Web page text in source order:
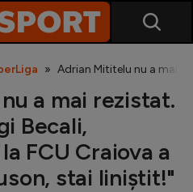
Adrian Mititelu nu a mai
a mai rezistat.
Becali,
FCU Craiova a
stai liniștit!"